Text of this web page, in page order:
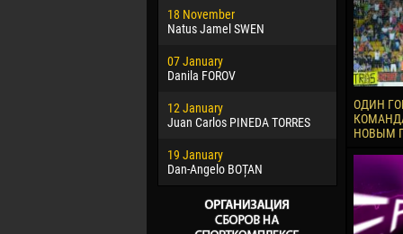
18 November
Natus Jamel SWEN
07 January
Danila FOROV
12 January
Juan Carlos PINEDA TORRES
19 January
Dan-Angelo BOȚAN
Jayder
22 March
Samba
Vitor Hugo
28 March
Raí
ОДИН
НОВЫМ